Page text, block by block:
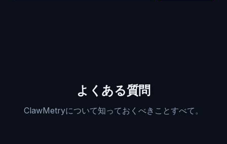
よくある質問
ClawMetryについて知っておくべきことすべて。